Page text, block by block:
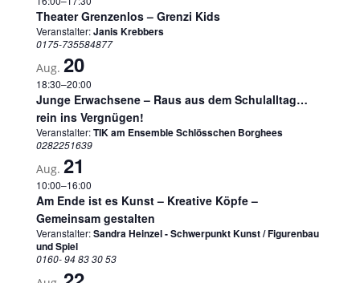
Theater Grenzenlos – Grenzi Kids
Veranstalter:Janis Krebbers
0175-735584877
Aug. 20
18:30–20:00
Junge Erwachsene – Raus aus dem Schulalltag…
rein ins Vergnügen!
Veranstalter:TIK am Ensemble Schlösschen Borghees
0282251639
Aug. 21
10:00–16:00
Am Ende ist es Kunst – Kreative Köpfe –
Gemeinsam gestalten
Veranstalter:Sandra Heinzel - Schwerpunkt Kunst / Figurenbau
und Spiel
0160- 94 83 30 53